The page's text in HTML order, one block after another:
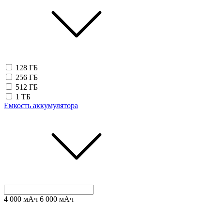
128 ГБ
256 ГБ
512 ГБ
1 ТБ
Емкость аккумулятора
4 000 мАч 6 000 мАч